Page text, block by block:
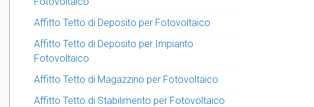
Affitto Tetto di Deposito per Fotovoltaico
Affitto Tetto di Deposito per Impianto
Fotovoltaico
Affitto Tetto di Magazzino per Fotovoltaico
Affitto Tetto di Stabilimento per Fotovoltaico